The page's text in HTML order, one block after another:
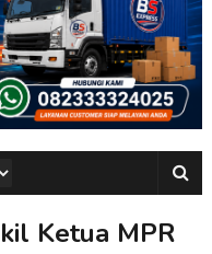
Ketua MPR